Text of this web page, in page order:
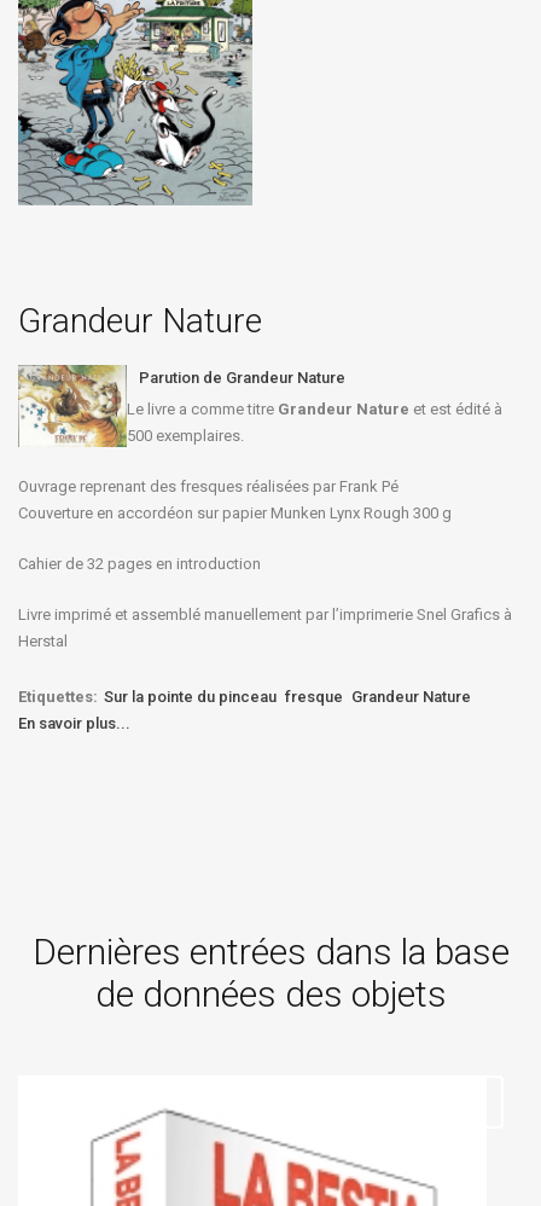
Grandeur Nature
Parution de Grandeur Nature
Le livre a comme titre Grandeur Nature et est édité à
500 exemplaires.
Ouvrage reprenant des fresques réalisées par Frank Pé
Couverture en accordéon sur papier Munken Lynx Rough 300 g
Cahier de 32 pages en introduction
Livre imprimé et assemblé manuellement par l’imprimerie Snel Grafics à
Herstal
Etiquettes: Sur la pointe du pinceau fresque Grandeur Nature
En savoir plus...
Dernières entrées dans la base
de données des objets